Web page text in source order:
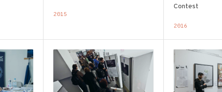
2015
Contest
2016